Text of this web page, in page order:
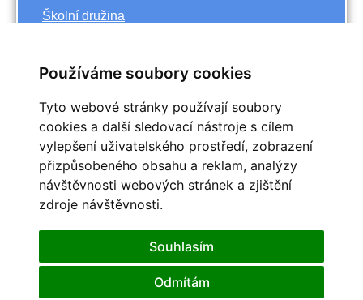
Používáme soubory cookies
Tyto webové stránky používají soubory
cookies a další sledovací nástroje s cílem
vylepšení uživatelského prostředí, zobrazení
přizpůsobeného obsahu a reklam, analýzy
návštěvnosti webových stránek a zjištění
zdroje návštěvnosti.
Souhlasím
Odmítám
Školní družina
<< říjen
<< 2023
>>
Po
Út St Čt Pá So
2
3 4
9
10 11 12 13 14
15
19